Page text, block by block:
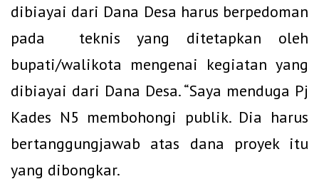
dibiayai dari Dana Desa harus berpedoman
pada teknis yang ditetapkan oleh
bupati/walikota mengenai kegiatan yang
dibiayai dari Dana Desa. “Saya menduga Pj
Kades N5 membohongi publik. Dia harus
bertanggungjawab atas dana proyek itu
yang dibongkar.